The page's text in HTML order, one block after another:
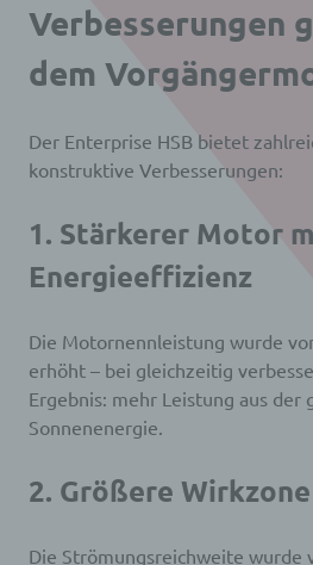
Verbesserungen
dem
Der Enterprise HSB bietet
konstruktive Verbesserungen:
1. Stärkerer Motor
Energieeffizienz
Die Motornennleistung wurde
erhöht – bei gleichzeitig
Ergebnis: mehr Leistung aus der
Sonnenenergie.
2. Größere Wirkzone
Die Strömungsreichweite wurde